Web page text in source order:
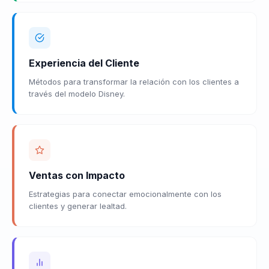
Experiencia del Cliente
Métodos para transformar la relación con los clientes a
través del modelo Disney.
Ventas con Impacto
Estrategias para conectar emocionalmente con los
clientes y generar lealtad.